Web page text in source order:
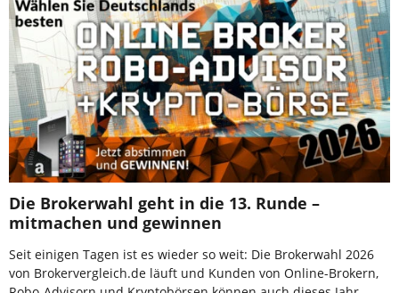
Die Brokerwahl geht in die 13. Runde –
mitmachen und gewinnen
Seit einigen Tagen ist es wieder so weit: Die Brokerwahl 2026
von Brokervergleich.de läuft und Kunden von Online-Brokern,